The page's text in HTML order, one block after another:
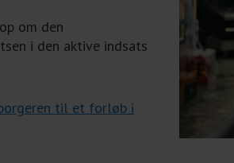
om den
i den aktive indsats
til et forløb i